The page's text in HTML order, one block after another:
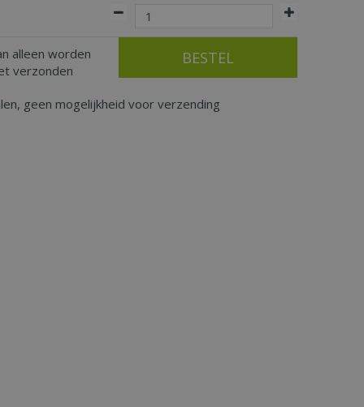
alleen worden
verzonden
geen mogelijkheid voor verzending